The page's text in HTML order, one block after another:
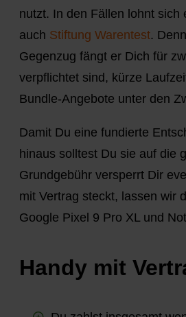
nutzt. In den Fällen lohnt
auch Stiftung Warentest.
Gegenzug fängt er Dich für
verpflichtet sind, kürze
Bundle-Angebote unter den
Damit Du eine fundierte
hinaus solltest Du sie auf die
Grundgebühr versperrt Dir
mit Vertrag steckt, lassen wir
Google Pixel 9 Pro XL und
Handy mit